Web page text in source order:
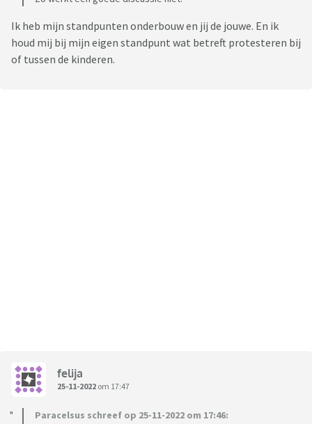
Ik heb mijn standpunten onderbouw en jij de jouwe. En ik
houd mij bij mijn eigen standpunt wat betreft protesteren bij
of tussen de kinderen.
felija
25-11-2022 om 17:47
Paracelsus schreef op 25-11-2022 om 17:46: